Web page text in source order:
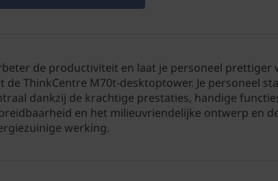
de productiviteit en laat je personeel prettiger
de ThinkCentre M70t-desktoptower. Je personeel
dankzij de krachtige prestaties, handige
en het milieuvriendelijke ontwerp en
werking.